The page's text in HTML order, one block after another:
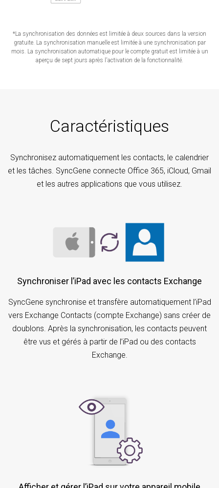
*La synchronisation des données est limitée à deux sources dans la version
gratuite. La synchronisation manuelle est limitée à une synchronisation par
mois. La synchronisation automatique pour le compte gratuit est limitée à un
aperçu de sept jours après l'activation de la fonctionnalité.
Caractéristiques
Synchronisez automatiquement les contacts, le calendrier
et les tâches. SyncGene connecte Office 365, iCloud, Gmail
et les autres applications que vous utilisez.
Synchroniser l’iPad avec les contacts Exchange
SyncGene synchronise et transfère automatiquement l’iPad
vers Exchange Contacts (compte Exchange) sans créer de
doublons. Après la synchronisation, les contacts peuvent
être vus et gérés à partir de l’iPad ou des contacts
Exchange.